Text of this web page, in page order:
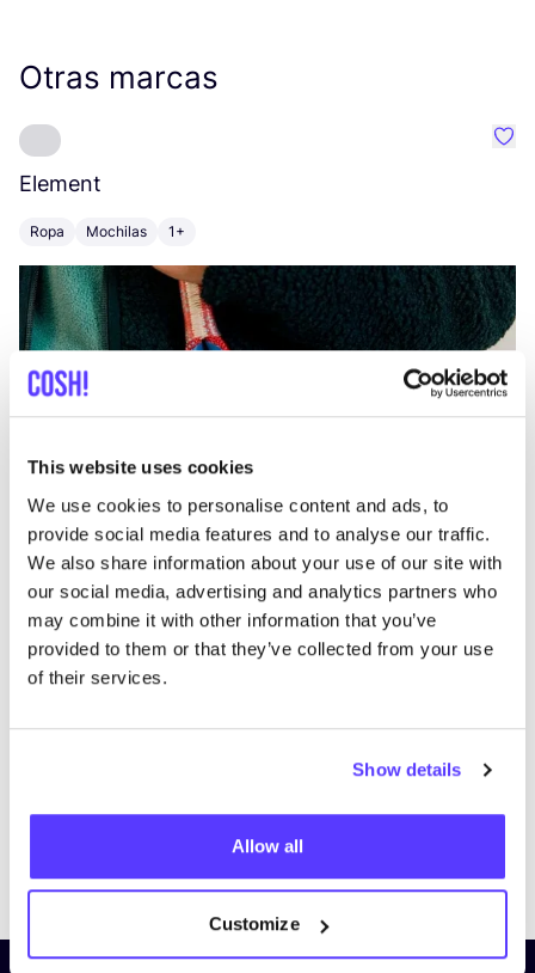
This website uses cookies
We use cookies to personalise content and ads, to
provide social media features and to analyse our traffic.
We also share information about your use of our site with
our social media, advertising and analytics partners who
may combine it with other information that you’ve
provided to them or that they’ve collected from your use
of their services.
Show details
Allow all
Customize
Otras marcas
Element
Ropa Mochilas 1+